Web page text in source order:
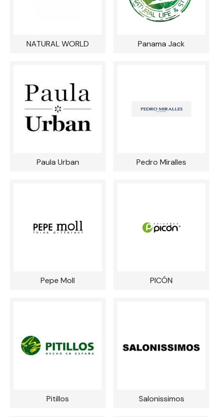
NATURAL WORLD Panama Jack
Paula Urban Pedro Miralles
Pepe Moll PICÓN
Pitillos Salonissimos